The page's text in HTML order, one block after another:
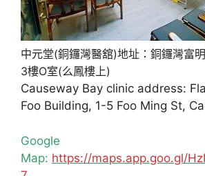
中元堂(銅鑼灣醫舘)地址：銅鑼灣富
3樓O室(么鳳樓上)
Causeway Bay clinic address:
Foo Building, 1-5 Foo Ming St,
Google
Map: https://maps.app.goo.gl/